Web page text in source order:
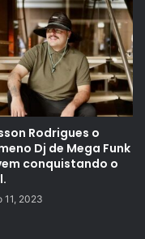
Rodrigues o
Dj de Mega Funk
conquistando o
11, 2023